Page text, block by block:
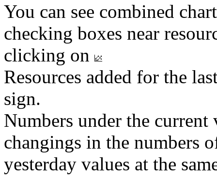
You can see combined
checking boxes near
clicking on
Resources added for the
sign.
Numbers under the
changings in the numbers
yesterday values at the